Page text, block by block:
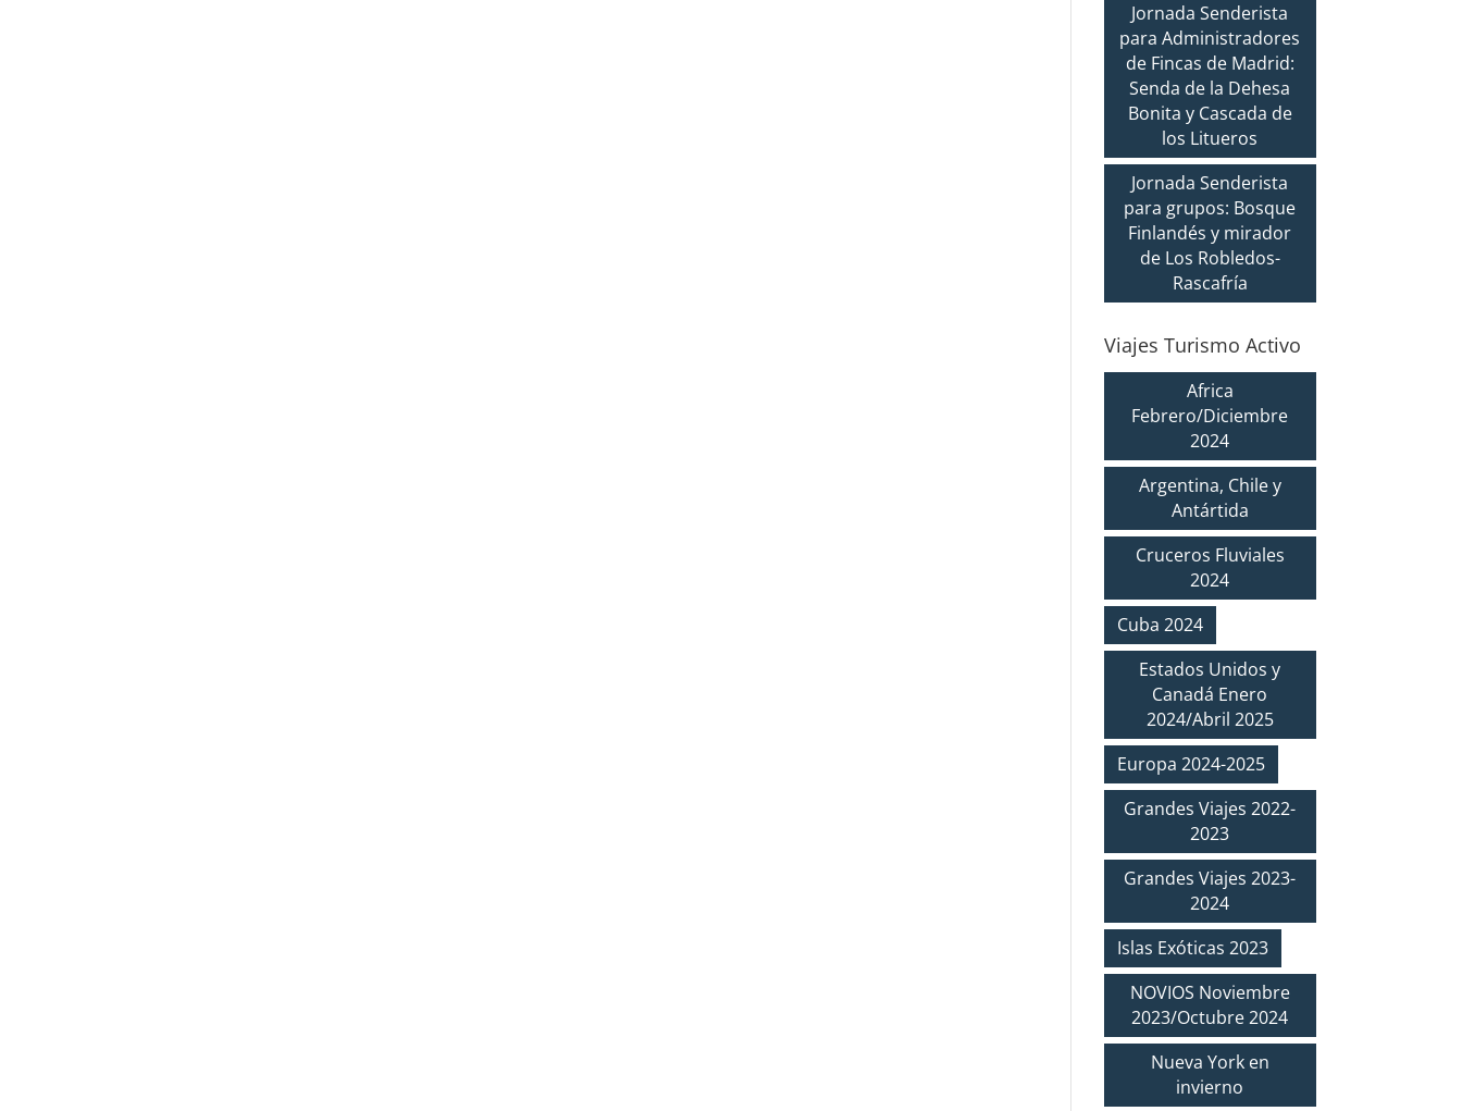
Jornada Senderista
para Administradores
de Fincas de Madrid:
Senda de la Dehesa
Bonita y Cascada de
los Litueros
Jornada Senderista
para grupos: Bosque
Finlandés y mirador
de Los Robledos-
Rascafría
Viajes Turismo Activo
Africa
Febrero/Diciembre
2024
Argentina, Chile y
Antártida
Cruceros Fluviales
2024
Cuba 2024
Estados Unidos y
Canadá Enero
2024/Abril 2025
Europa 2024-2025
Grandes Viajes 2022-
2023
Grandes Viajes 2023-
2024
Islas Exóticas 2023
NOVIOS Noviembre
2023/Octubre 2024
Nueva York en
invierno